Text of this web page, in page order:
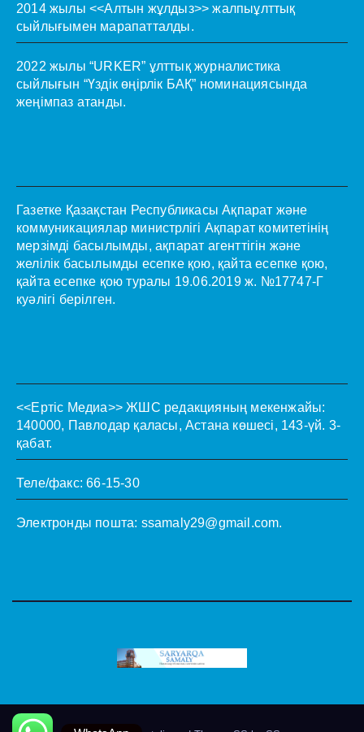
2014 жылы <<Алтын жұлдыз>> жалпыұлттық
сыйлығымен марапатталды.
2022 жылы “URKER” ұлттық журналистика
сыйлығын “Үздік өңірлік БАҚ” номинациясында
жеңімпаз атанды.
Газетке Қазақстан Республикасы Ақпарат және
коммуникациялар министрлігі Ақпарат комитетінің
мерзімді басылымды, ақпарат агенттігін және
желілік басылымды есепке қою, қайта есепке қою,
қайта есепке қою туралы 19.06.2019 ж. №17747-Г
куәлігі берілген.
<<Ертіс Медиа>> ЖШС редакцияның мекенжайы:
140000, Павлодар қаласы, Астана көшесі, 143-үй. 3-
қабат.
Теле/факс: 66-15-30
Электронды пошта: ssamaly29@gmail.com.